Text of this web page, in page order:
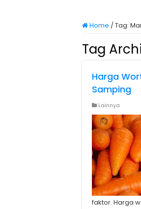
Home /Tag:
Tag
Harga
Samping
Lainnya
faktor. Harga